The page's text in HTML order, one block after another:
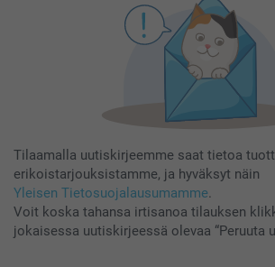
Tilaamalla uutiskirjeemme saat tietoa
erikoistarjouksistamme, ja hyväksyt näin
Yleisen Tietosuojalausumamme.
Voit koska tahansa irtisanoa tilauksen
jokaisessa uutiskirjeessä olevaa “Peruuta